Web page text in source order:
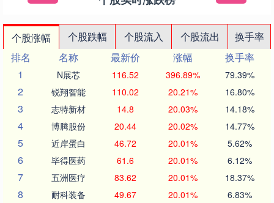
个股涨幅 个股跌幅 个股流入 个股流出
换手率
排名
名称 最新价 涨幅
换手率
1
N展芯 116.52 396.89% 79.39%
2 锐翔智能 110.02 20.21% 16.80%
3 志特新材 14.8 20.03% 14.18%
4 博腾股份 20.44 20.02% 14.77%
5 近岸蛋白 46.72 20.01% 5.62%
6 毕得医药 61.6 20.01% 6.12%
7 五洲医疗 83.62 20.01% 18.37%
8 耐科装备 49.67 20.01% 6.83%